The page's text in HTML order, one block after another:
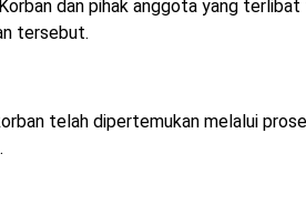
dan pihak anggota yang
tersebut.
telah dipertemukan melalui